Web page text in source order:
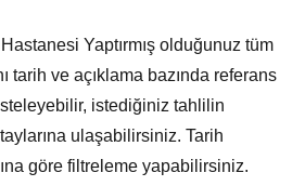
Yaptırmış olduğunuz tüm
tarih ve açıklama bazında referans
istediğiniz tahlilin
ulaşabilirsiniz. Tarih
göre filtreleme yapabilirsiniz.